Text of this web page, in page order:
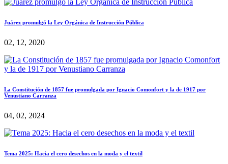
Juárez promulgó la Ley Orgánica de Instrucción Pública
02, 12, 2020
La Constitución de 1857 fue promulgada por Ignacio Comonfort y la de 1917 por
Venustiano Carranza
04, 02, 2024
Tema 2025: Hacia el cero desechos en la moda y el textil